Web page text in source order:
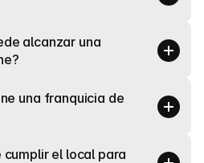
alcanzar una
una franquicia de
el local para